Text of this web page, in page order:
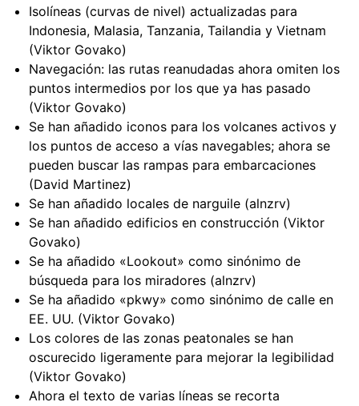
Isolíneas (curvas de nivel) actualizadas para
Indonesia, Malasia, Tanzania, Tailandia y Vietnam
(Viktor Govako)
Navegación: las rutas reanudadas ahora omiten los
puntos intermedios por los que ya has pasado
(Viktor Govako)
Se han añadido iconos para los volcanes activos y
los puntos de acceso a vías navegables; ahora se
pueden buscar las rampas para embarcaciones
(David Martinez)
Se han añadido locales de narguile (alnzrv)
Se han añadido edificios en construcción (Viktor
Govako)
Se ha añadido «Lookout» como sinónimo de
búsqueda para los miradores (alnzrv)
Se ha añadido «pkwy» como sinónimo de calle en
EE. UU. (Viktor Govako)
Los colores de las zonas peatonales se han
oscurecido ligeramente para mejorar la legibilidad
(Viktor Govako)
Ahora el texto de varias líneas se recorta